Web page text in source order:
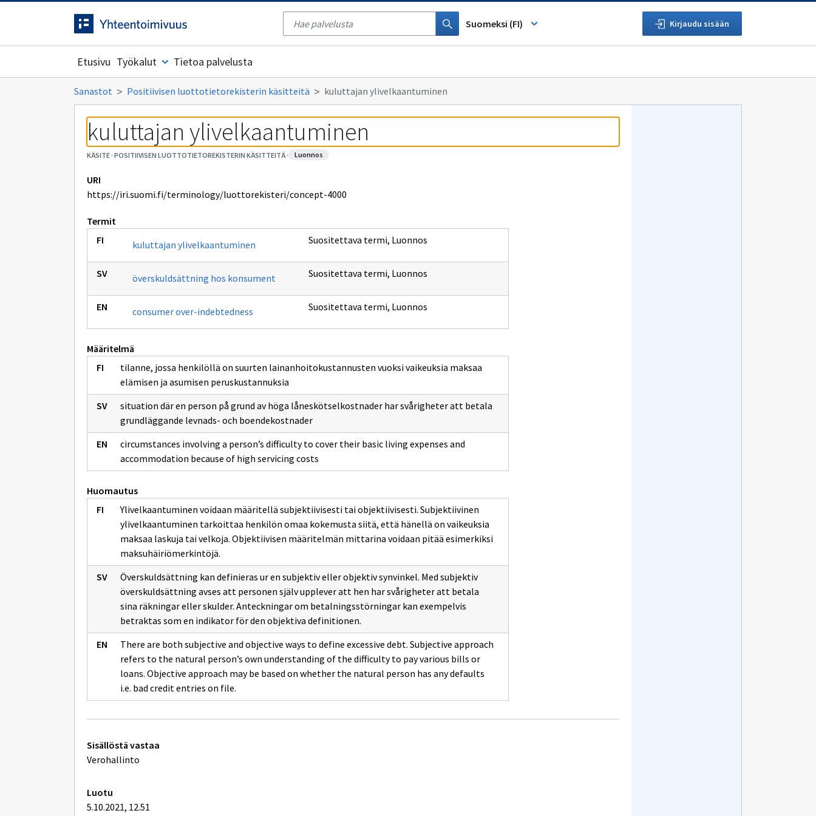
Siirrytty
Tyhjennä
haku
Suomeksi (FI) Kirjaudu sisään
Etusivu Työkalut Tietoa palvelusta
Sanastot Positiivisen luottotietorekisterin käsitteitä kuluttajan ylivelkaantuminen
kuluttajan ylivelkaantuminen
KÄSITE· POSITIIVISEN LUOTTOTIETOREKISTERIN KÄSITTEITÄ· luonnos
URI
https://iri.suomi.fi/terminology/luottorekisteri/concept-4000
Termit
kuluttajan ylivelkaantuminen
Suositettava termi, Luonnos
överskuldsättning hos konsument Suositettava termi, Luonnos
consumer over-indebtedness Suositettava termi, Luonnos
Määritelmä
tilanne, jossa henkilöllä on suurten lainanhoitokustannusten vuoksi vaikeuksia maksaa
elämisen ja asumisen peruskustannuksia
situation där en person på grund av höga låneskötselkostnader har svårigheter att betala
grundläggande levnads- och boendekostnader
circumstances involving a person’s difficulty to cover their basic living expenses and
accommodation because of high servicing costs
Huomautus
Ylivelkaantuminen voidaan määritellä subjektiivisesti tai objektiivisesti. Subjektiivinen
ylivelkaantuminen tarkoittaa henkilön omaa kokemusta siitä, että hänellä on vaikeuksia
maksaa laskuja tai velkoja. Objektiivisen määritelmän mittarina voidaan pitää esimerkiksi
maksuhäiriömerkintöjä.
Överskuldsättning kan definieras ur en subjektiv eller objektiv synvinkel. Med subjektiv
överskuldsättning avses att personen själv upplever att hen har svårigheter att betala
sina räkningar eller skulder. Anteckningar om betalningsstörningar kan exempelvis
betraktas som en indikator för den objektiva definitionen.
There are both subjective and objective ways to define excessive debt. Subjective approach
refers to the natural person’s own understanding of the difficulty to pay various bills or
loans. Objective approach may be based on whether the natural person has any defaults
i.e. bad credit entries on file.
Tekniset
lisätiedot
Sisällöstä vastaa
Verohallinto
Luotu
5.10.2021, 12.51